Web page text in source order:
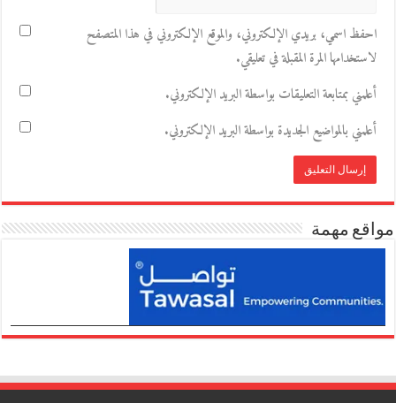
احفظ اسمي، بريدي الإلكتروني، والموقع الإلكتروني في هذا المتصفح
لاستخدامها المرة المقبلة في تعليقي.
أعلمني بمتابعة التعليقات بواسطة البريد الإلكتروني.
أعلمني بالمواضيع الجديدة بواسطة البريد الإلكتروني.
مواقع مهمة